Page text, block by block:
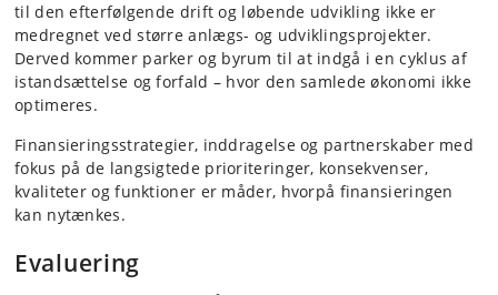
til den efterfølgende drift og løbende udvikling ikke er
medregnet ved større anlægs- og udviklingsprojekter.
Derved kommer parker og byrum til at indgå i en cyklus af
istandsættelse og forfald – hvor den samlede økonomi ikke
optimeres.
Finansieringsstrategier, inddragelse og partnerskaber med
fokus på de langsigtede prioriteringer, konsekvenser,
kvaliteter og funktioner er måder, hvorpå finansieringen
kan nytænkes.
Evaluering